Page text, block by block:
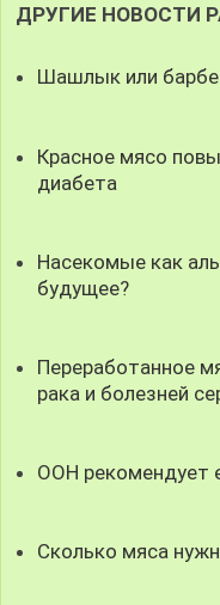
ДРУГИЕ НОВОСТИ
Шашлык или
Красное мясо
диабета
Насекомые как
будущее?
Переработанное
рака и болезней
ООН рекомендует
Сколько мяса